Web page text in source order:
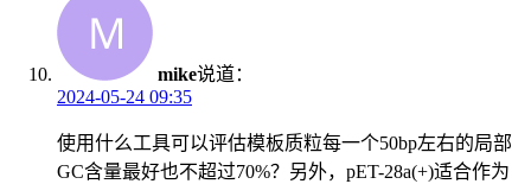
mike说道：
2024-05-24 09:35
使用什么工具可以评估模板质粒每一个50bp左右的局部
GC含量最好也不超过70%？另外，pET-28a(+)适合作为